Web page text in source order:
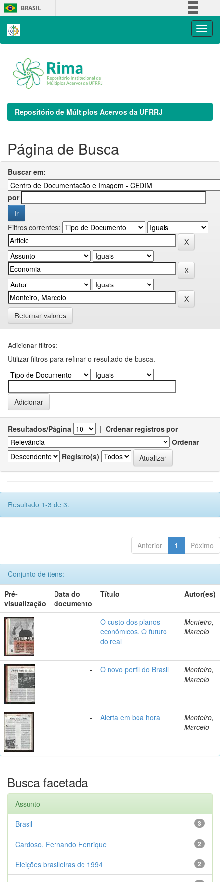
Skip
navigation
BRASIL
Repositório de Múltiplos Acervos da UFRRJ
Página de Busca
Buscar em:
por
Filtros correntes:
Retornar valores
Adicionar filtros:
Utilizar filtros para refinar o resultado de busca.
Resultados/Página | Ordenar registros por
Ordenar
Registro(s)
Resultado 1-3 de 3.
Anterior 1 Póximo
Conjunto de itens:
Pré-
visualização
Data do
documento
Título Autor(es)
-
O custo dos planos
econômicos. O futuro
do real
Monteiro,
Marcelo
- O novo perfil do Brasil
Monteiro,
Marcelo
- Alerta em boa hora
Monteiro,
Marcelo
Busca facetada
Assunto
3
Brasil
2
Cardoso, Fernando Henrique
2
Eleições brasileiras de 1994